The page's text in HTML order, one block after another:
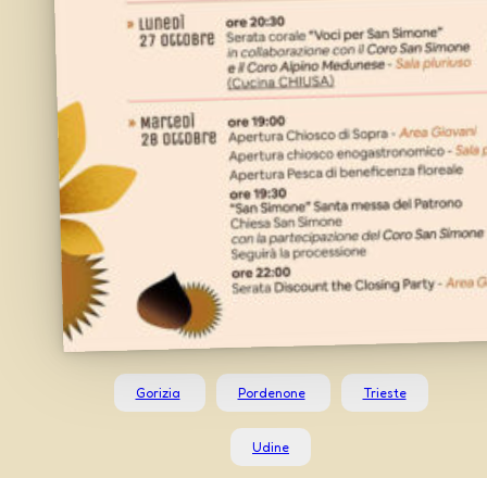
Gorizia Pordenone Trieste
Udine